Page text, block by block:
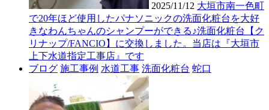
2025/11/12 大垣市南一色町
で20年ほど使用したパナソニックの洗面化粧台を大好
きなわんちゃんのシャンプーができる♪洗面化粧台【ク
リナップ/FANCIO】に交換しました。当店は『大垣市
上下水道指定工事店』です
ブログ 施工事例 水道工事 洗面化粧台 蛇口